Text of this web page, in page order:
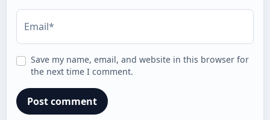
Email*
Save my name, email, and website in this browser for
the next time I comment.